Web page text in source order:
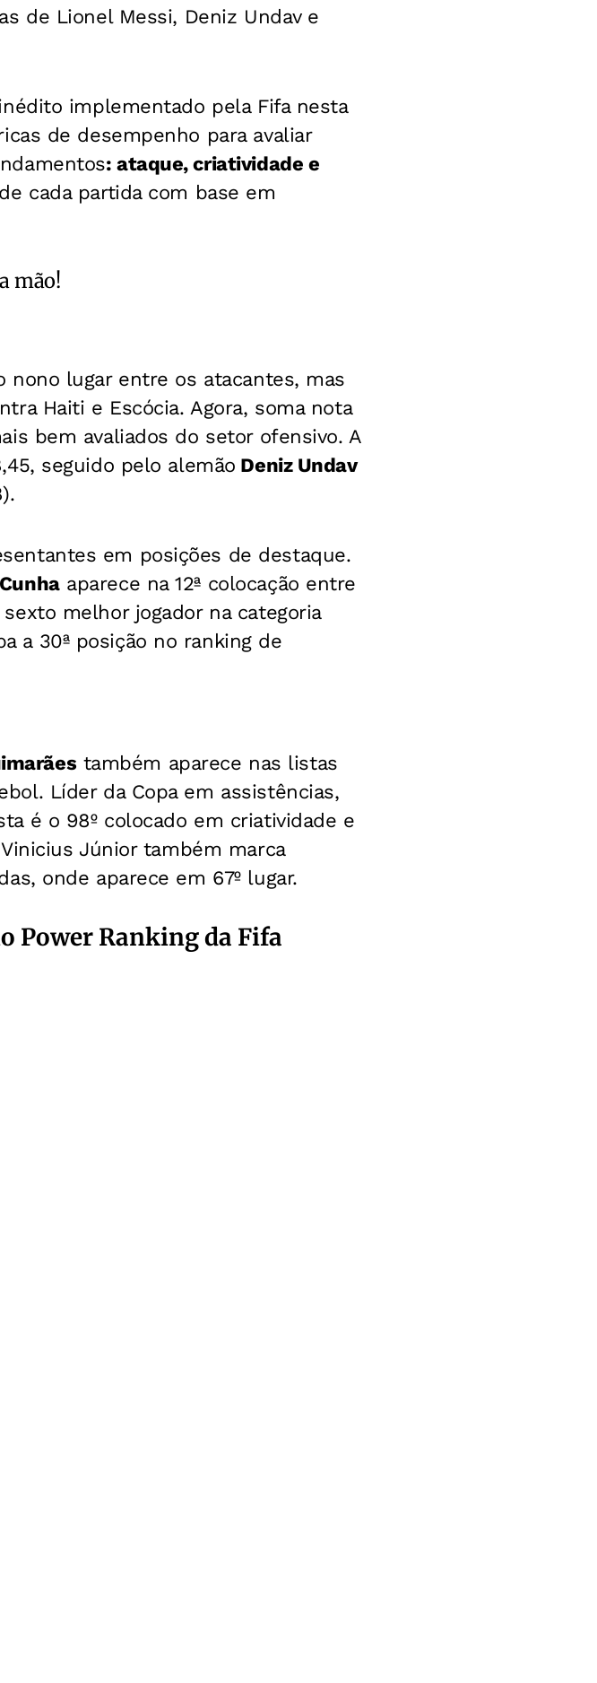
de Lionel Messi, Deniz Undav e
implementado pela Fifa nesta
de desempenho para avaliar
: ataque, criatividade e
cada partida com base em
mão!
lugar entre os atacantes, mas
Haiti e Escócia. Agora, soma nota
bem avaliados do setor ofensivo. A
seguido pelo alemão Deniz Undav
em posições de destaque.
aparece na 12ª colocação entre
melhor jogador na categoria
a 30ª posição no ranking de
também aparece nas listas
Líder da Copa em assistências,
é o 98º colocado em criatividade e
Júnior também marca
onde aparece em 67º lugar.
Power Ranking da Fifa